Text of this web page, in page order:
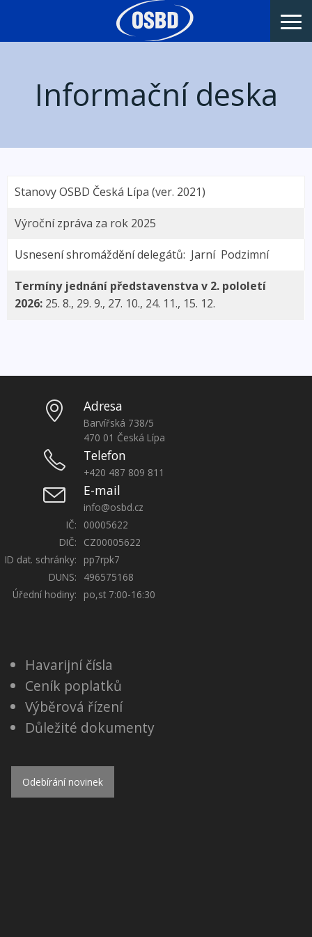
Informační deska
Stanovy OSBD Česká Lípa (ver. 2021)
Výroční zpráva za rok 2025
Usnesení shromáždění delegátů: Jarní Podzimní
Termíny jednání představenstva v 2. pololetí
2026: 25. 8., 29. 9., 27. 10., 24. 11., 15. 12.
Adresa
Barvířská 738/5
470 01 Česká Lípa
Telefon
+420 487 809 811
E-mail
info@osbd.cz
IČ:
00005622
DIČ:
CZ00005622
ID dat. schránky:
pp7rpk7
DUNS:
496575168
Úřední hodiny:
po,st 7:00-16:30
Havarijní čísla
Ceník poplatků
Výběrová řízení
Důležité dokumenty
Odebírání novinek